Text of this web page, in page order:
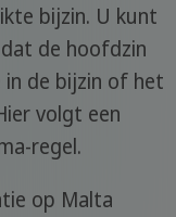
bijzin. U kunt
de hoofdzin
de bijzin of het
volgt een
regel.
op Malta